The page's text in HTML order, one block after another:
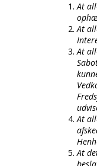
At
At
At
At
At